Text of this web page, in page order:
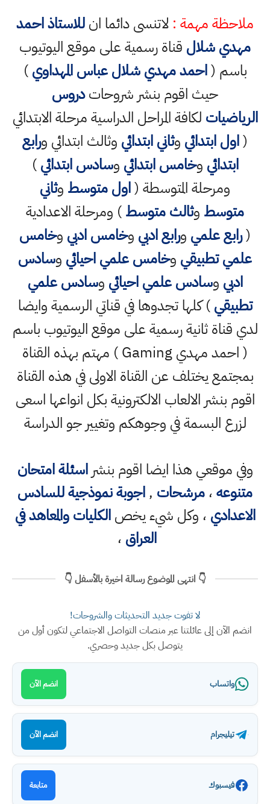
ملاحظة مهمة : لاتنسى دائما انللاستاذ احمد
مهدي شلال قناة رسمية على موقع اليوتيوب
باسم (احمد مهدي شلال عباس المهداوي)
حيث اقوم بنشر شروحاتدروس
الرياضيات لكافة المراحل الدراسية مرحلة الابتدائي
(اول ابتدائي وثاني ابتدائي وثالث ابتدائي ورابع
ابتدائي وخامس ابتدائي وسادس ابتدائي)
ومرحلة المتوسطة (اول متوسط وثاني
متوسط وثالث متوسط) ومرحلة الاعدادية
(رابع علمي ورابع ادبي وخامس ادبي وخامس
علمي تطبيقي وخامس علمي احيائي وسادس
ادبي وسادس علمي احيائي وسادس علمي
تطبيقي) كلها تجدوها في قناتي الرسمية وايضا
لدي قناة ثانية رسمية على موقع اليوتيوب باسم
( احمد مهدي Gaming ) مهتم بهذه القناة
بمجتمع يختلف عن القناة الاولى في هذه القناة
اقوم بنشر الالعاب الالكترونية بكل انواعها اسعى
لزرع البسمة في وجوهكم وتغيير جو الدراسة
وفي موقعي هذا ايضا اقوم بنشراسئلة امتحان
متنوعه،مرشحات ,اجوبة نموذجية للسادس
الاعدادي ، وكل شيء يخصالكليات والمعاهد في
العراق ،
👇 انتهى الموضوع رسالة اخيرة بالأسفل 👇
لا تفوت جديد التحديثات والشروحات!
انضم الآن إلى عائلتنا عبر منصات التواصل الاجتماعي لتكون أول من
يتوصل بكل جديد وحصري.
واتساب انضم الآن
تيليجرام انضم الآن
فيسبوك متابعة